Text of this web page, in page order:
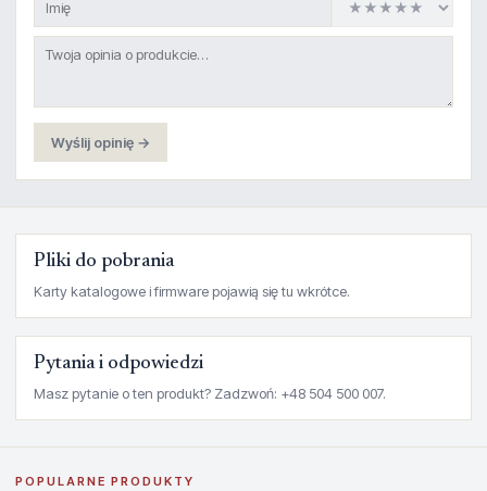
Wyślij opinię →
Pliki do pobrania
Karty katalogowe i firmware pojawią się tu wkrótce.
Pytania i odpowiedzi
Masz pytanie o ten produkt? Zadzwoń: +48 504 500 007.
POPULARNE PRODUKTY